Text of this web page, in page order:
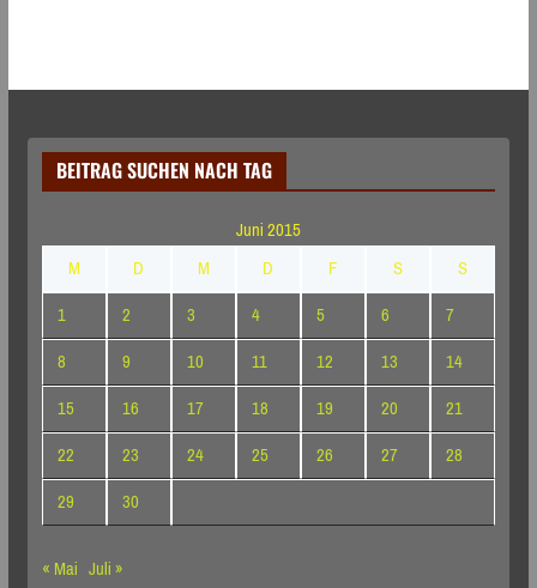
BEITRAG SUCHEN NACH TAG
Juni 2015
M
D M D F S
S
1
2 3 4 5 6
7
8
9 10 11 12 13
14
15
16 17 18 19 20
21
22
23 24 25 26 27
28
29
30
« Mai Juli »